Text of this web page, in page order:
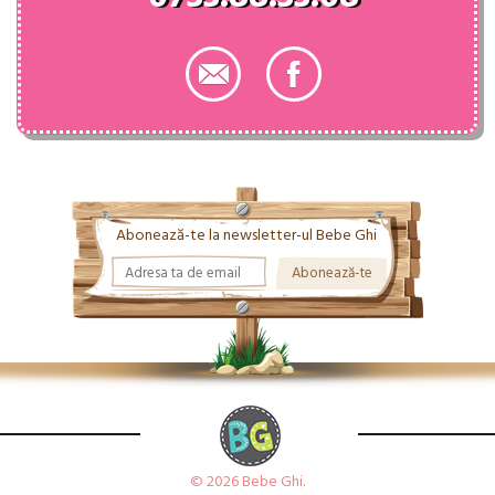
Abonează-te la newsletter-ul Bebe Ghi
© 2026 Bebe Ghi.